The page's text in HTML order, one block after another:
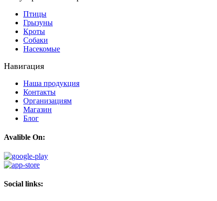
Птицы
Грызуны
Кроты
Собаки
Насекомые
Навигация
Наша продукция
Контакты
Организациям
Магазин
Блог
Avalible On:
Social links: